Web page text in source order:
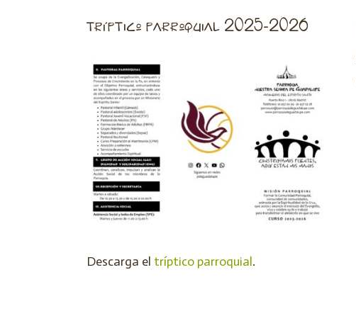
tríptico parroquial 2025-2026
Descarga el tríptico parroquial.